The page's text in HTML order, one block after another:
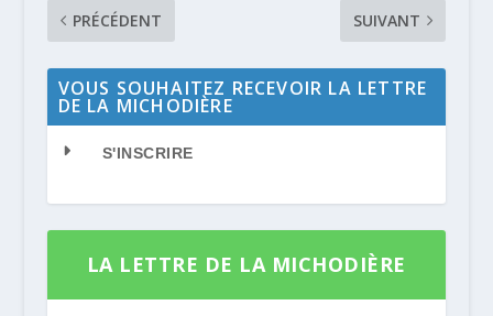
PRÉCÉDENT
SUIVANT
VOUS SOUHAITEZ RECEVOIR LA LETTRE
DE LA MICHODIÈRE
S'INSCRIRE
LA LETTRE DE LA MICHODIÈRE